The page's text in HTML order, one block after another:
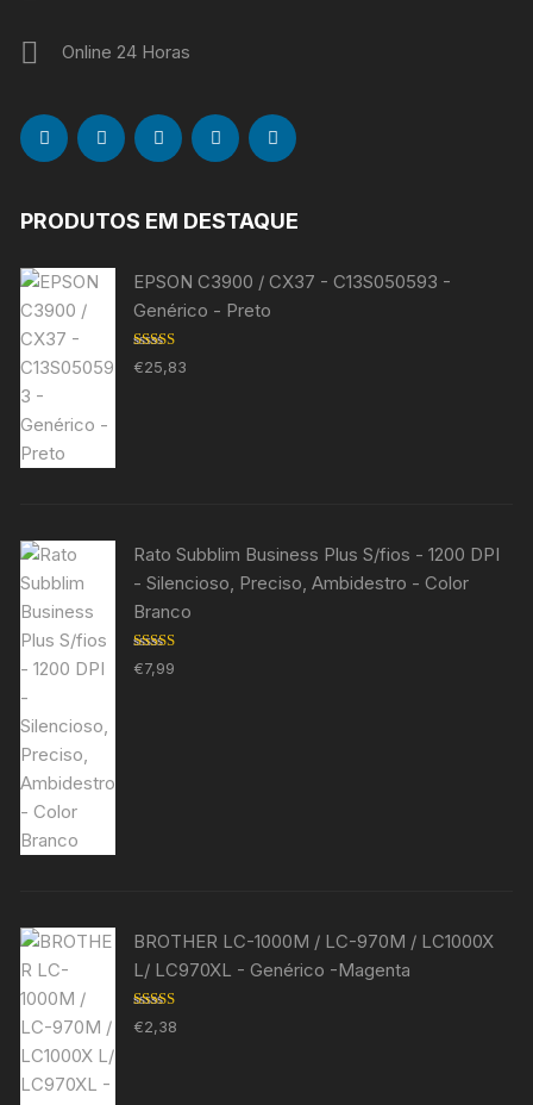
Online 24 Horas
PRODUTOS EM DESTAQUE
EPSON C3900 / CX37 - C13S050593 -
Genérico - Preto
Avaliação
5.00de 5
€25,83
Rato Subblim Business Plus S/fios - 1200 DPI
- Silencioso, Preciso, Ambidestro - Color
Branco
Avaliação
5.00de 5
€7,99
BROTHER LC-1000M / LC-970M / LC1000X
L/ LC970XL - Genérico -Magenta
Avaliação
5.00de 5
€2,38